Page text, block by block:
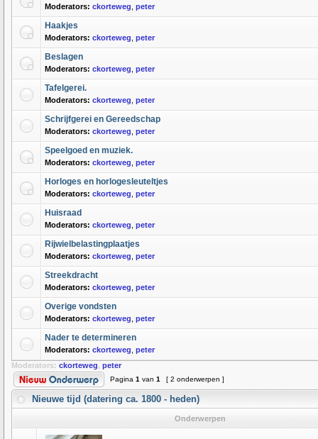
Moderators: ckorteweg peter
Haakjes
Moderators: ckorteweg peter
Beslagen
Moderators: ckorteweg peter
Tafelgerei.
Moderators: ckorteweg peter
Schrijfgerei en Gereedschap
Moderators: ckorteweg peter
Speelgoed en muziek.
Moderators: ckorteweg peter
Horloges en horlogesleuteltjes
Moderators: ckorteweg peter
Huisraad
Moderators: ckorteweg peter
Rijwielbelastingplaatjes
Moderators: ckorteweg peter
Streekdracht
Moderators: ckorteweg peter
Overige vondsten
Moderators: ckorteweg peter
Nader te determineren
Moderators: ckorteweg peter
Moderators: ckorteweg, peter
Pagina 1 van 1 [ 2 onderwerpen ]
Nieuwe tijd (datering ca. 1800 - heden)
Onderwerpen